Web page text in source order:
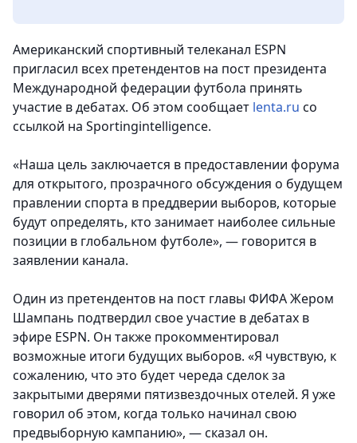
Американский спортивный телеканал ESPN
пригласил всех претендентов на пост президента
Международной федерации футбола принять
участие в дебатах. Об этом сообщает lenta.ru со
ссылкой на Sportingintelligence.
«Наша цель заключается в предоставлении форума
для открытого, прозрачного обсуждения о будущем
правлении спорта в преддверии выборов, которые
будут определять, кто занимает наиболее сильные
позиции в глобальном футболе», — говорится в
заявлении канала.
Один из претендентов на пост главы ФИФА Жером
Шампань подтвердил свое участие в дебатах в
эфире ESPN. Он также прокомментировал
возможные итоги будущих выборов. «Я чувствую, к
сожалению, что это будет череда сделок за
закрытыми дверями пятизвездочных отелей. Я уже
говорил об этом, когда только начинал свою
предвыборную кампанию», — сказал он.